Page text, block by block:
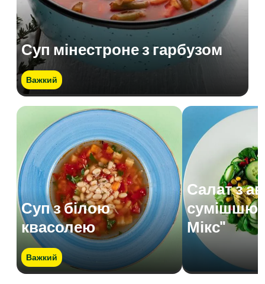
Суп мінестроне з гарбузом
Важкий
Суп з білою
квасолею
Важкий
Салат з
сумішшю
Мікс"